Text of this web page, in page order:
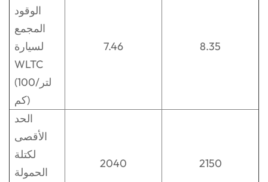
الوقود
المجمع
لسيارة
WLTC
(لتر/100
كم)
7.46 8.35
الحد
الأقصى
لكتلة
الحمولة
2040 2150